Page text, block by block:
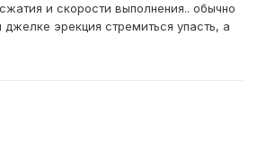
и скорости выполнения.. обычно
эрекция стремиться упасть, а